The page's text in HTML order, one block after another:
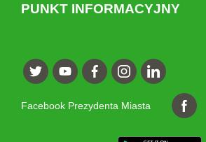
PUNKT INFORMACYJNY
Facebook Prezydenta Miasta